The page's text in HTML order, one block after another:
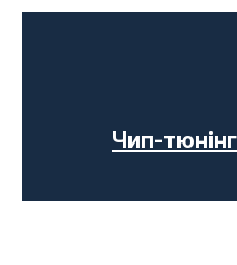
Чип-